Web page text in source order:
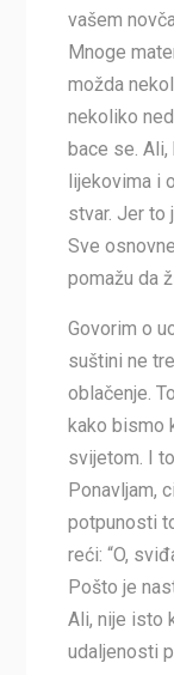
vašem
Mnoge
možda
nekoliko
bace se. Ali,
lijekovima i
stvar. Jer to
Sve
pomažu da
Govorim o
suštini ne
oblačenje.
kako bismo
svijetom. I
Ponavljam,
potpunosti
reći: “O,
Pošto je
Ali, nije isto
udaljenosti